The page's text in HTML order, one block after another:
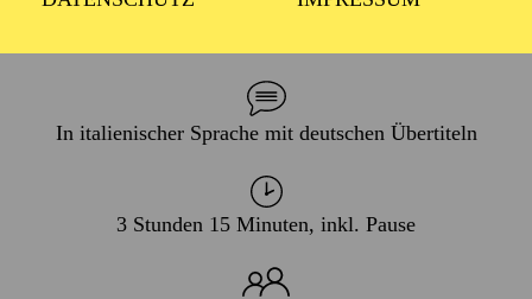
WIEDERAUFNAHME
In italienischer Sprache mit deutschen Übertiteln
3 Stunden 15 Minuten, inkl. Pause